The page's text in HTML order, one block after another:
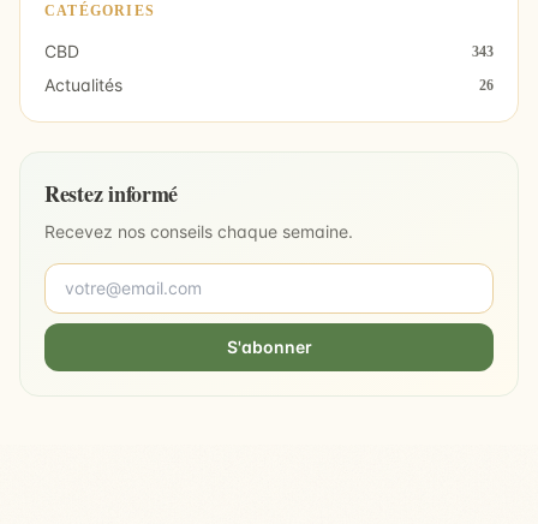
CATÉGORIES
CBD 343
Actualités 26
Restez informé
Recevez nos conseils chaque semaine.
S'abonner